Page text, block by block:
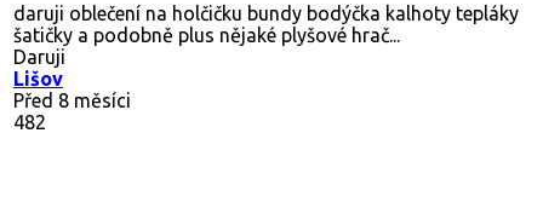
daruji oblečení na holčičku bundy bodýčka kalhoty tepláky
šatičky a podobně plus nějaké plyšové hrač...
Daruji
Lišov
Před 8 měsíci
482